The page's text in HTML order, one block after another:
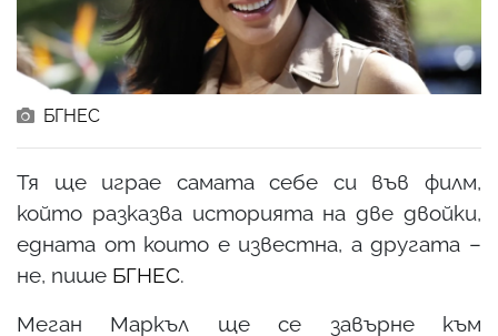
БГНЕС
Тя ще играе самата себе си във филм,
който разказва историята на две двойки,
едната от които е известна, а другата –
не, пише БГНЕС.
Меган Маркъл ще се завърне към